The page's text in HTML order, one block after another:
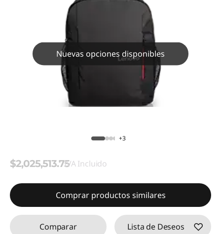
Nuevas opciones disponibles
+3
$2,025,513.75IVA Incluido
Comprar productos similares
Comparar Lista de Deseos